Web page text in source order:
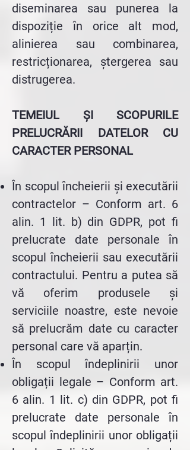
diseminarea sau punerea la
dispoziție în orice alt mod,
alinierea sau combinarea,
restricționarea, ștergerea sau
distrugerea.
TEMEIUL ȘI SCOPURILE
PRELUCRĂRII DATELOR CU
CARACTER PERSONAL
În scopul încheierii și executării
contractelor – Conform art. 6
alin. 1 lit. b) din GDPR, pot fi
prelucrate date personale în
scopul încheierii sau executării
contractului. Pentru a putea să
vă oferim produsele și
serviciile noastre, este nevoie
să prelucrăm date cu caracter
personal care vă aparțin.
În scopul îndeplinirii unor
obligații legale – Conform art.
6 alin. 1 lit. c) din GDPR, pot fi
prelucrate date personale în
scopul îndeplinirii unor obligații